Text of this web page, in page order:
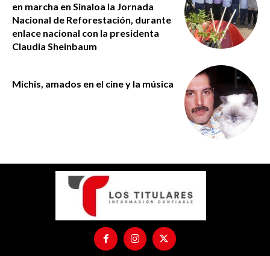
en marcha en Sinaloa la Jornada
Nacional de Reforestación, durante
enlace nacional con la presidenta
Claudia Sheinbaum
Michis, amados en el cine y la música